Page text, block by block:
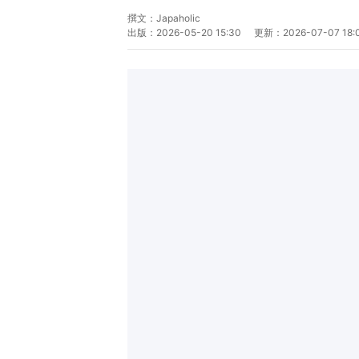
撰文： Japaholic
出版： 2026-05-20 15:30 更新： 2026-07-07